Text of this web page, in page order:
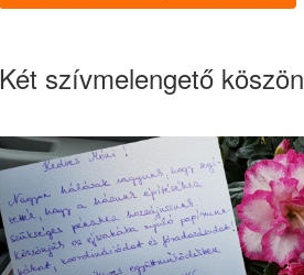
Két szívmelengető